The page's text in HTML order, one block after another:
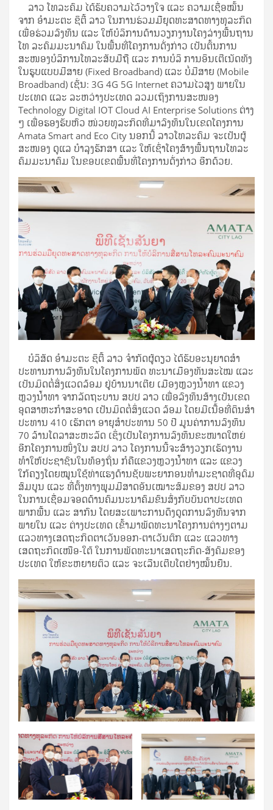
ລາວ ໂທລະຄົມ ໄດ້ຮັບຄວາມໄວ້ວາງໃຈ ແລະ ຄວາມເຊື່ອໝັ້ນ
ຈາກ ອໍາມະຕະ ຊິຕີ້ ລາວ ໃນການຮ່ວມມືຍຸດທະສາດທາງທຸລະກິດ
ເພື່ອຮ່ວມລົງທຶນ ແລະ ໃຫ້ບໍລິການດ້ານວຽກງານໂຄງລ່າງພື້ນຖານ
ໂທ ລະຄົມມະນາຄົມ ໃນພື້ນທີ່ໂຄງການດັ່ງກ່າວ ເປັນຕົ້ນການ
ສະໜອງບໍລິການໂທລະສັບມືຖື ແລະ ການບໍລິ ການອິນເຕີເນັດທັງ
ໃນຮູບແບບມີສາຍ (Fixed Broadband) ແລະ ບໍ່ມີສາຍ (Mobile
Broadband) ເຊັ່ນ: 3G 4G 5G Internet ຄວາມໄວສູງ ພາຍໃນ
ປະເທດ ແລະ ລະຫວ່າງປະເທດ ລວມເຖິງການສະໜອງ
Technology Digital IOT Cloud AI Enterprise Solutions ຕ່າງ
ໆ ເພື່ອຮອງຮັບຫົວ ໜ່ວຍທຸລະກິດທີ່ມາລົງທຶນໃນເຂດໂຄງການ
Amata Smart and Eco City ນອກນີ້ ລາວໂທລະຄົມ ຈະເປັນຜູ້
ສະໜອງ ດູແລ ບໍາລຸງຮັກສາ ແລະ ໃຫ້ເຊົ່າໂຄງສ້າງພື້ນຖານໂທລະ
ຄົມມະນາຄົມ ໃນຂອບເຂດພື້ນທີ່ໂຄງການດັ່ງກ່າວ ອີກດ້ວຍ.
ບໍລິສັດ ອໍາມະຕະ ຊິຕີ້ ລາວ ຈໍາກັດຜູ້ດຽວ ໄດ້ຮັບອະນຸຍາດສໍາ
ປະທານການລົງທຶນໃນໂຄງການພັດ ທະນາເມືອງທັນສະໄໝ ແລະ
ເປັນມິດຕໍ່ສິ່ງແວດລ້ອມ ຢູ່ບ້ານນາເຕີຍ ເມືອງຫຼວງນໍ້າທາ ແຂວງ
ຫຼວງນໍ້າທາ ຈາກລັດຖະບານ ສປປ ລາວ ເພື່ອລົງທຶນສ້າງເປັນເຂດ
ອຸດສາຫະກຳສະອາດ ເປັນມິດຕໍ່ສິ່ງແວດ ລ້ອມ ໂດຍມີເນື້ອທີ່ດິນສໍາ
ປະທານ 410 ເຮັກຕາ ອາຍຸສຳປະທານ 50 ປີ ມູນຄ່າການລົງທຶນ
70 ລ້ານໂດລາສະຫະລັດ ເຊິ່ງເປັນ​ໂຄງການລົງທຶນຂະໜາດໃຫຍ່ ​
ອີກໂຄງການໜຶ່ງໃນ ສປປ ລາວ ໂຄງການນີ້ຈະສ້າງວຽກເຮັດງານ
ທຳໃຫ້ປະຊາຊົນໃນທ້ອງຖິ່ນ ກໍຄືແຂວງຫຼວງນໍ້າທາ ແລະ ແຂວງ
ໃກ້ຄຽງໂດຍໝູນໃຊ້ທ່າແຮງດ້ານຊັບພະຍາກອນທຳມະຊາດທີ່ອຸດົມ
ສົມບູນ ແລະ ທີ່ຕັ້ງທາງພູມມີສາດອັນເໝາະສົມຂອງ ສປປ ລາວ
ໃນການເຊື່ອມຈອດດ້ານຄົມນະນາຄົມຂົນສົ່ງກັບບັນດາປະເທດ
ພາກພື້ນ ແລະ ສາກົນ ໂດຍສະເພາະການດຶງດູດການລົງທຶນຈາກ
ພາຍໃນ ແລະ ຕ່າງປະເທດ ເຂົ້າມາພັດທະນາໂຄງການຕ່າງໆຕາມ
ແລວທາງເສດຖະກິດຕາເວັນອອກ-ຕາເວັນຕົກ ແລະ ແລວທາງ
ເສດຖະກິດເໜືອ-ໃຕ້ ໃນການພັດທະນາເສດຖະກິດ-ສັງຄົມຂອງ
ປະເທດ ໃຫ້ຂະຫຍາຍຕົວ ແລະ ຈະເລີນເຕີບໂຕຢ່າງໝັ້ນຍືນ.